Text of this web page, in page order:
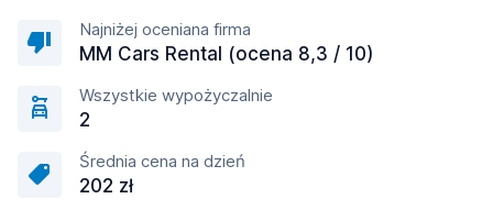
Najniżej oceniana firma
MM Cars Rental (ocena 8,3 / 10)
Wszystkie wypożyczalnie
2
Średnia cena na dzień
202 zł